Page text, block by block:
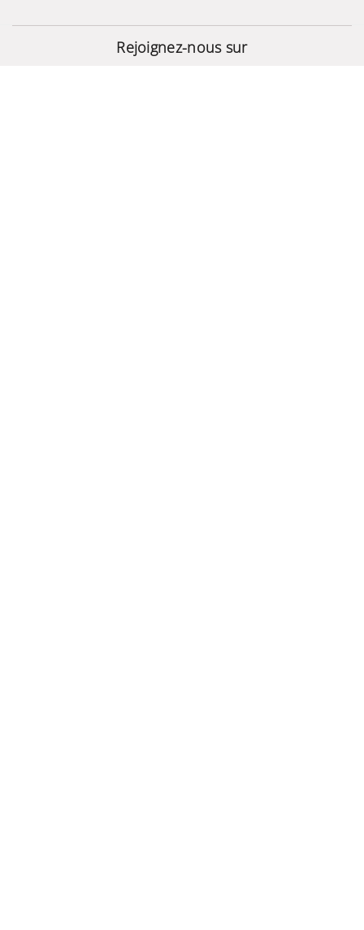
Galaxy A37 5G
(6/128Go)
Rejoignez-nous sur